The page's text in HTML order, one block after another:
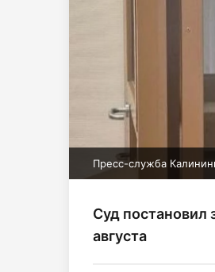
Пресс-служба
Суд постановил
августа